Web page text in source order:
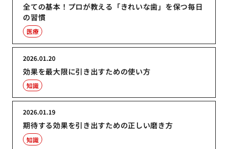
全ての基本！プロが教える「きれいな歯」を保つ毎日
の習慣
医療
効果を最大限に引き出すための使い方
2026.01.20
知識
期待する効果を引き出すための正しい磨き方
2026.01.19
知識